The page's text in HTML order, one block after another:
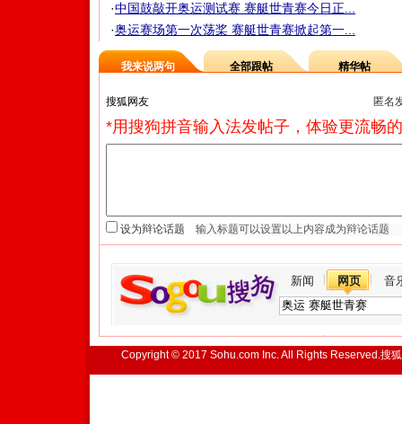
·中国鼓敲开奥运测试赛 赛艇世青赛今日正...
·奥运赛场第一次荡桨 赛艇世青赛掀起第一...
我来说两句 全部跟帖 精华帖
匿名
*用搜狗拼音输入法发帖子，体验更流畅
设为辩论话题
新闻 网页 音
Copyright © 2017 Sohu.com Inc. All Rights Reserved.搜